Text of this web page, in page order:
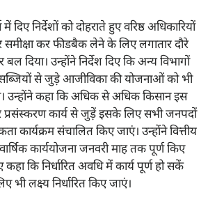
निर्देशों को दोहराते हुए वरिष्ठ अधिकारियों
कर फीडबैक लेने के लिए लगातार दौरे
दिया। उन्होंने निर्देश दिए कि अन्य विभागों
से जुड़े आजीविका की योजनाओं को भी
उन्होंने कहा कि अधिक से अधिक किसान इस
प्रसंस्करण कार्य से जुड़ें इसके लिए सभी जनपदों
कार्यक्रम संचालित किए जाएं। उन्होंने वित्तीय
कार्ययोजना जनवरी माह तक पूर्ण किए
कि निर्धारित अवधि में कार्य पूर्ण हो सकें
लक्ष्य निर्धारित किए जाएं।